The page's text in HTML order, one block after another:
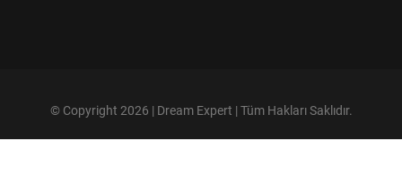
© Copyright 2026 | Dream Expert | Tüm Hakları Saklıdır.